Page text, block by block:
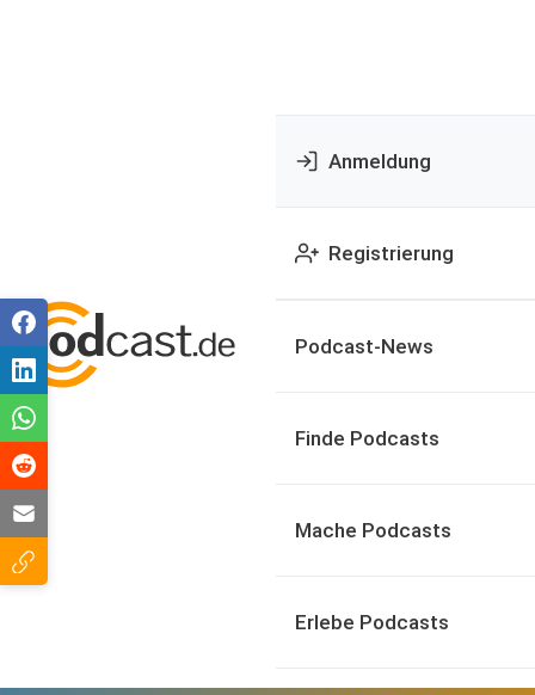
Anmeldung
Registrierung
Podcast-News
Finde Podcasts
Mache Podcasts
Erlebe Podcasts